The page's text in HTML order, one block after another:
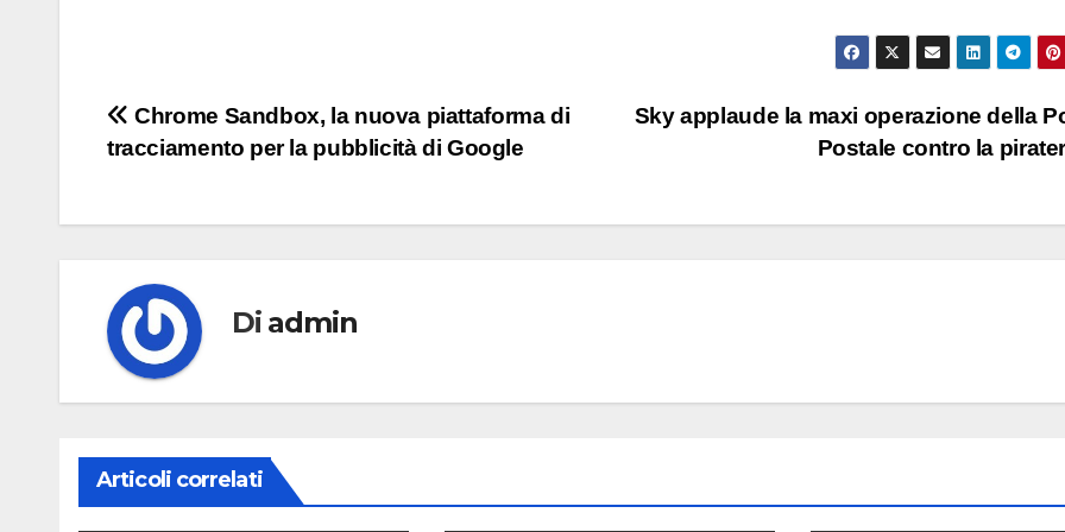
Navigazione
Sky applaude la maxi operazione della
Postale contro la
Chrome Sandbox, la nuova piattaforma di
tracciamento per la pubblicità di Google
Di admin
Articoli correlati
ECONOMIA E
250
scelta